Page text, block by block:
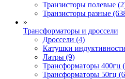
Транзисторы полевые
Транзисторы разные
»
Трансформаторы и дроссели
Дроссели (4)
Катушки
Латры (9)
Трансформаторы 400гц
Трансформаторы 50гц